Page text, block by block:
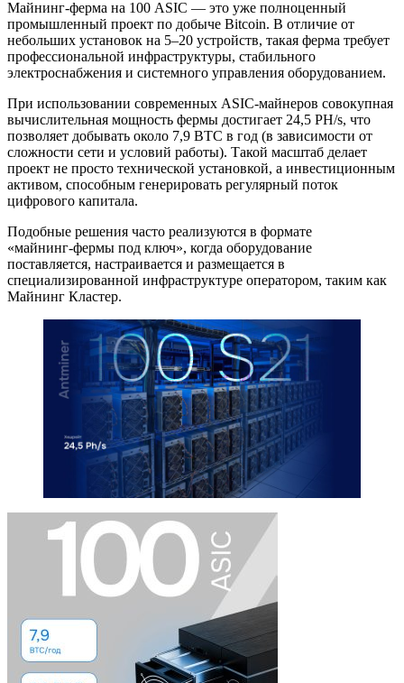
Майнинг‑ферма на 100 ASIC — это уже полноценный
промышленный проект по добыче Bitcoin. В отличие от
небольших установок на 5–20 устройств, такая ферма требует
профессиональной инфраструктуры, стабильного
электроснабжения и системного управления оборудованием.
При использовании современных ASIC‑майнеров совокупная
вычислительная мощность фермы достигает 24,5 PH/s, что
позволяет добывать около 7,9 BTC в год (в зависимости от
сложности сети и условий работы). Такой масштаб делает
проект не просто технической установкой, а инвестиционным
активом, способным генерировать регулярный поток
цифрового капитала.
Подобные решения часто реализуются в формате
«майнинг‑фермы под ключ», когда оборудование
поставляется, настраивается и размещается в
специализированной инфраструктуре оператором, таким как
Майнинг Кластер.